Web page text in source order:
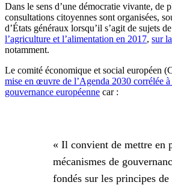
Dans le sens d’une démocratie vivante, de
consultations citoyennes sont organisées,
d’États généraux lorsqu’il s’agit de sujets
l’agriculture et l’alimentation en 2017, sur
notamment.
Le comité économique et social européen
mise en œuvre de l’Agenda 2030 corrélée
gouvernance européenne car :
« Il convient de mettre en
mécanismes de
fondés sur les principes de